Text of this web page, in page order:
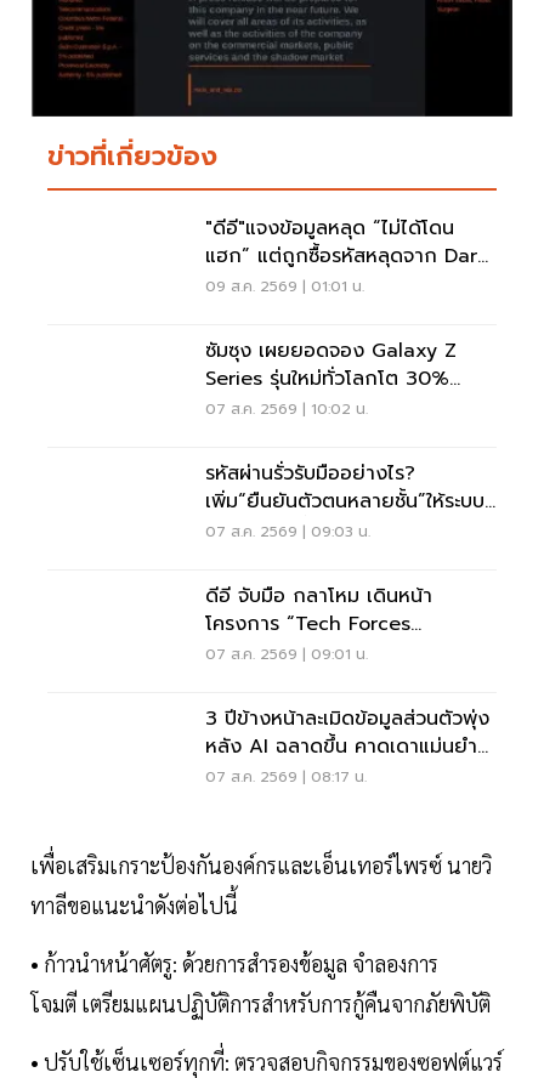
ข่าวที่เกี่ยวข้อง
"ดีอี"แจงข้อมูลหลุด “ไม่ได้โดน
แฮก” แต่ถูกซื้อรหัสหลุดจาก Dark
Web มาสวมสิทธิ์
09 ส.ค. 2569 | 01:01 น.
ซัมซุง เผยยอดจอง Galaxy Z
Series รุ่นใหม่ทั่วโลกโต 30%
เกาหลีใต้แตะ 1.44 ล้านเครื่อง
07 ส.ค. 2569 | 10:02 น.
รหัสผ่านรั่วรับมืออย่างไร?
เพิ่ม“ยืนยันตัวตนหลายชั้น”ให้ระบบ
เดิม ไม่ต้องรื้อใหม่
07 ส.ค. 2569 | 09:03 น.
ดีอี จับมือ กลาโหม เดินหน้า
โครงการ “Tech Forces
Program”
07 ส.ค. 2569 | 09:01 น.
3 ปีข้างหน้าละเมิดข้อมูลส่วนตัวพุ่ง
หลัง AI ฉลาดขึ้น คาดเดาแม่นยำ
กว่าเดิม
07 ส.ค. 2569 | 08:17 น.
เพื่อเสริมเกราะป้องกันองค์กรและเอ็นเทอร์ไพรซ์ นายวิ
ทาลีขอแนะนำดังต่อไปนี้
• ก้าวนำหน้าศัตรู: ด้วยการสำรองข้อมูล จำลองการ
โจมตี เตรียมแผนปฏิบัติการสำหรับการกู้คืนจากภัยพิบัติ
• ปรับใช้เซ็นเซอร์ทุกที่: ตรวจสอบกิจกรรมของซอฟต์แวร์